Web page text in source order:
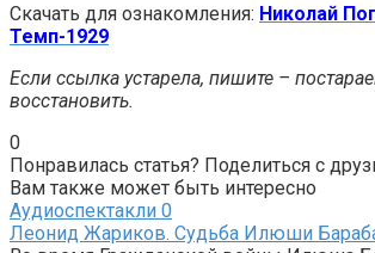
Скачать для ознакомления: Николай
Темп-1929
Если ссылка устарела, пишите –
восстановить.
0
Понравилась статья? Поделиться с
Вам также может быть интересно
Аудиоспектакли 0
Леонид Жариков. Судьба Илюши